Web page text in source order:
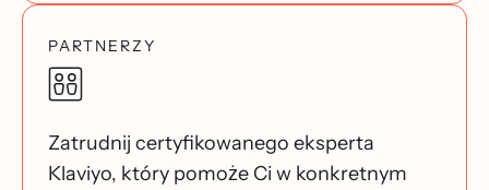
PARTNERZY
Zatrudnij certyfikowanego eksperta
Klaviyo, który pomoże Ci w konkretnym